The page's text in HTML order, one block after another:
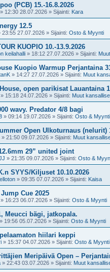
(PCB) 15.-16.8.2026
» 12:30 28.07.2026 » Sijainti: Kara
12.5
23:55 27.07.2026 » Sijainti: Osto & Myynti
KUOPIO 10.-13.9.2026
keilahalli » 18:12 27.07.2026 » Sijainti:
Kuopio Warmup Perjantaina
» 14:27 27.07.2026 » Sijainti: Muut
open parikisat Lauantaina
» 15:18 24.07.2026 » Sijainti: Muut
wavy. Predator 4/8 bagi
» 09:14 19.07.2026 » Sijainti: Osto & Myynti
Open Ulkoturnaus (nelurit)
» 21:50 09.07.2026 » Sijainti: Muut
29” united joint
» 21:35 09.07.2026 » Sijainti: Osto &
SYYS/Kiljuset 10.10.2026
» 09:35 07.07.2026 » Sijainti: Kaisa
Cue 2025
» 16:23 06.07.2026 » Sijainti: Osto & Myynti
Meucci bägi, jatkopala.
» 19:56 05.07.2026 » Sijainti: Osto & Myynti
hiilari keppi
» 15:37 04.07.2026 » Sijainti: Osto & Myynti
Meripäivä Open –
» 22:43 03.07.2026 » Sijainti: Muut